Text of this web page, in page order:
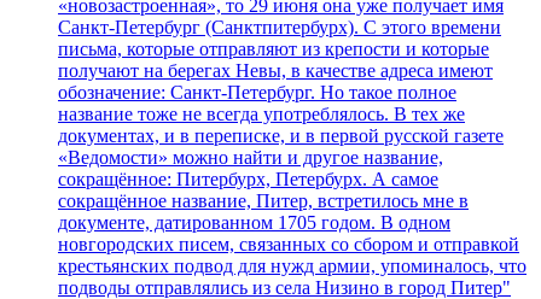
«новозастроенная», то 29 июня она уже получает имя
Санкт-Петербург (Санктпитербурх). С этого времени
письма, которые отправляют из крепости и которые
получают на берегах Невы, в качестве адреса имеют
обозначение: Санкт-Петербург. Но такое полное
название тоже не всегда употреблялось. В тех же
документах, и в переписке, и в первой русской газете
«Ведомости» можно найти и другое название,
сокращённое: Питербурх, Петербурх. А самое
сокращённое название, Питер, встретилось мне в
документе, датированном 1705 годом. В одном
новгородских писем, связанных со сбором и отправкой
крестьянских подвод для нужд армии, упоминалось, что
подводы отправлялись из села Низино в город Питер"